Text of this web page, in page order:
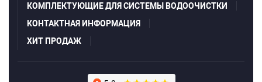
КОМПЛЕКТУЮЩИЕ ДЛЯ СИСТЕМЫ ВОДООЧИСТКИ
КОНТАКТНАЯ ИНФОРМАЦИЯ
ХИТ ПРОДАЖ